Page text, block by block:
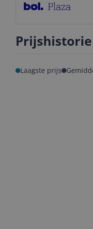
Prijshistorie
Laagste prijs